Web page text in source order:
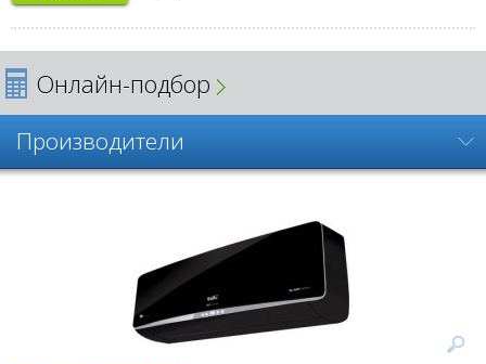
Онлайн-подбор
Производители